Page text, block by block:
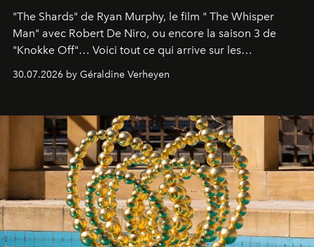
"The Shards" de Ryan Murphy, le film " The Whisper
Man" avec Robert De Niro, ou encore la saison 3 de
"Knokke Off"… Voici tout ce qui arrive sur les
plateformes de streaming en août 2026.
30.07.2026 by Géraldine Verheyen